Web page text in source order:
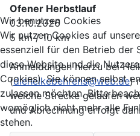
Ofener Herbstlauf
03.10.2026
5 km / 10 km
Anmeldungen hierzu bei
(dieheikebehrens@web.de)
welche Strecke gelaufen
und Abrechnung erfolgt
Wir benutzen Cookies
Wir nutzen Cookies auf
essenziell für den Betrieb der
diese Website und die
Cookies). Sie können selbst
zulassen möchten. Bitte
womöglich nicht mehr alle
stehen.